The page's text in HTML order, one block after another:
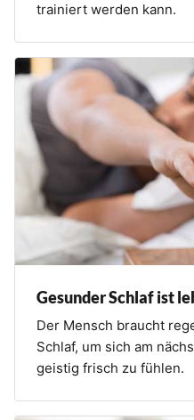
trainiert werden kann.
Gesunder Schlaf ist
Der Mensch braucht
Schlaf, um sich am
geistig frisch zu fühlen.